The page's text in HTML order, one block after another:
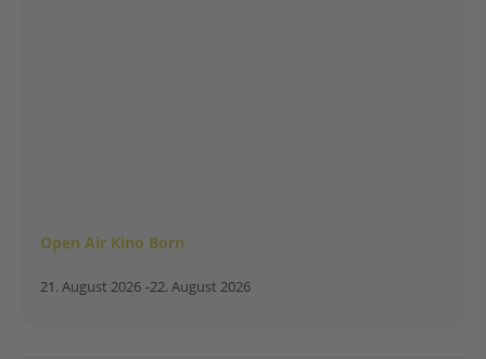
Open Air Kino Born
21. August 2026 -22. August 2026